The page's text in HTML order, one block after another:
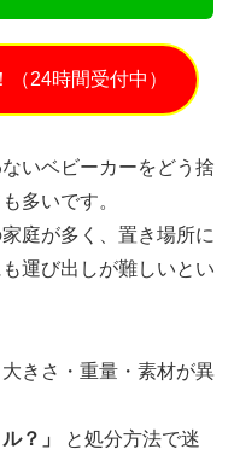
24時間受付中）
いベビーカーをどう捨
多いです。
庭が多く、置き場所に
運び出しが難しいとい
きさ・重量・素材が異
？」
と処分方法で迷